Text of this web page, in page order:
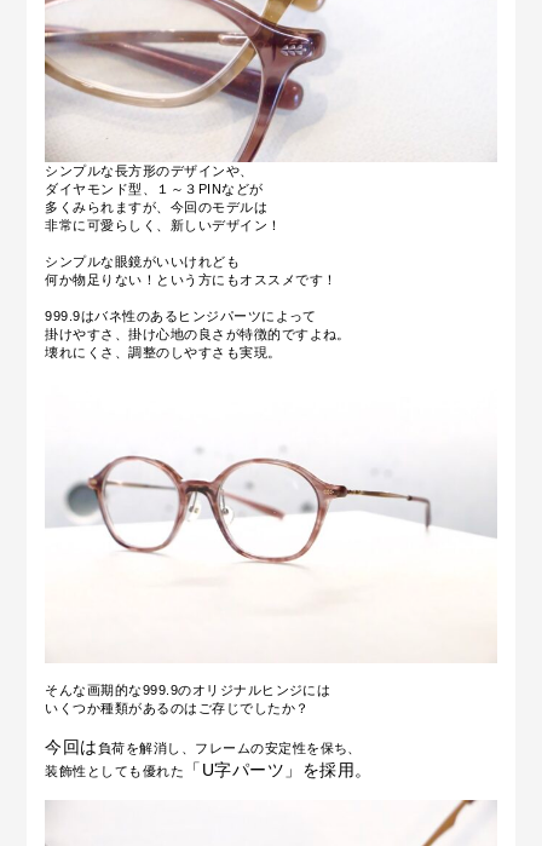
シンプルな長方形のデザインや、
ダイヤモンド型、１～３PINなどが
多くみられますが、今回のモデルは
非常に可愛らしく、新しいデザイン！
シンプルな眼鏡がいいけれども
何か物足りない！という方にもオススメです！
999.9はバネ性のあるヒンジパーツによって
掛けやすさ、掛け心地の良さが特徴的ですよね。
壊れにくさ、調整のしやすさも実現。
そんな画期的な999.9のオリジナルヒンジには
いくつか種類があるのはご存じでしたか？
今回は負荷を解消し、フレームの安定性を保ち、
装飾性としても優れた
「 U字パーツ」を採用。